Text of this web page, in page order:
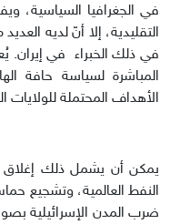
في الجغرافيا السياسية،
التقليدية، إلا أنّ لديه
في ذلك الخبراء في إيران.
المباشرة لسياسة حافة
الأهداف المحتملة للولايات
يمكن أن يشمل ذلك
النفط العالمية، وتشجيع
ضرب المدن الإسرائيلية